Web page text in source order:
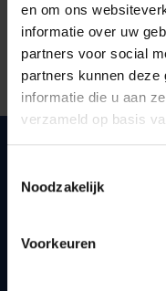
en om ons
informatie over uw
partners voor social
partners kunnen deze
informatie die u aan
verzameld op basis
Noodzakelijk
Voorkeuren
Quick links